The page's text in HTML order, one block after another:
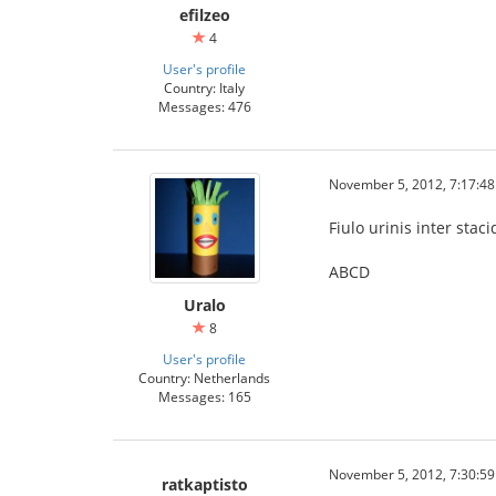
efilzeo
4
User's profile
Country: Italy
Messages: 476
Uralo
8
User's profile
Country: Netherlands
Messages: 165
November 5, 2012,
Fiulo urinis inter
ABCD
ratkaptisto November 5, 2012,